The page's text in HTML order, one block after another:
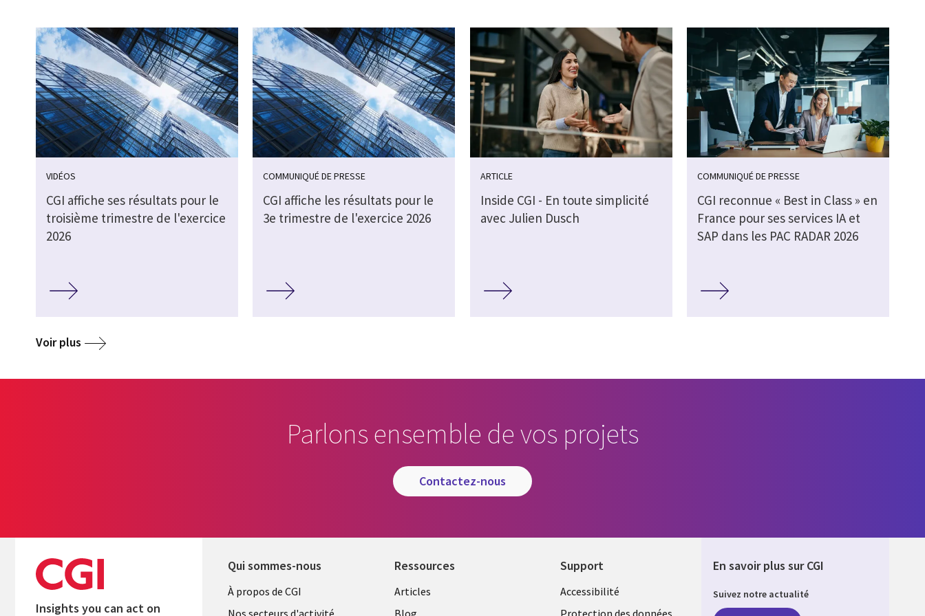
VIDÉOS
CGI affiche ses résultats pour le
troisième trimestre de l'exercice
2026
COMMUNIQUÉ DE PRESSE
CGI affiche les résultats pour le
3e trimestre de l'exercice 2026
ARTICLE
Inside CGI - En toute simplicité
avec Julien Dusch
COMMUNIQUÉ DE PRESSE
CGI reconnue « Best in Class » en
France pour ses services IA et
SAP dans les PAC RADAR 2026
Voir plus
Parlons ensemble de vos projets
contactez-nous
Insights you can act on
Qui sommes-nous
Useful
À propos de CGI
Ressources
Library
Articles
Support
Legal
Accessibilité
En savoir plus sur CGI
Suivez notre actualité